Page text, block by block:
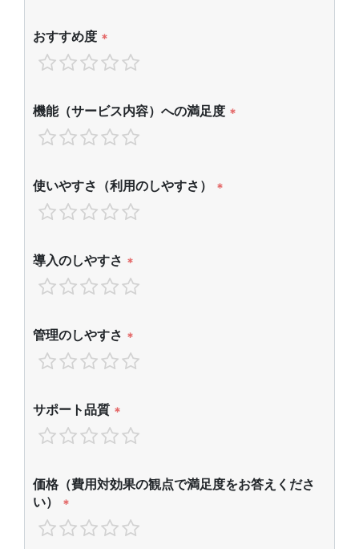
おすすめ度 *
機能（サービス内容）への満足度 *
使いやすさ（利用のしやすさ） *
導入のしやすさ *
管理のしやすさ *
サポート品質 *
価格（費用対効果の観点で満足度をお答えくださ
い）
*